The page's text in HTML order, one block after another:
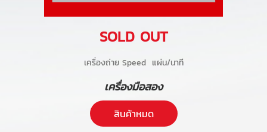
SOLD OUT
เครื่องถ่าย Speed แผ่น/นาที
เครื่องมือสอง
สินค้าหมด